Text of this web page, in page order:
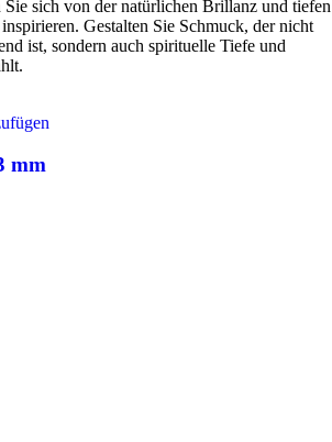
Sie sich von der natürlichen Brillanz und tiefen
Gestalten Sie Schmuck, der nicht
ist, sondern auch spirituelle Tiefe und
mm